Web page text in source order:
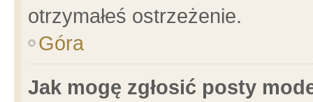
otrzymałeś ostrzeżenie.
Góra
Jak mogę zgłosić posty